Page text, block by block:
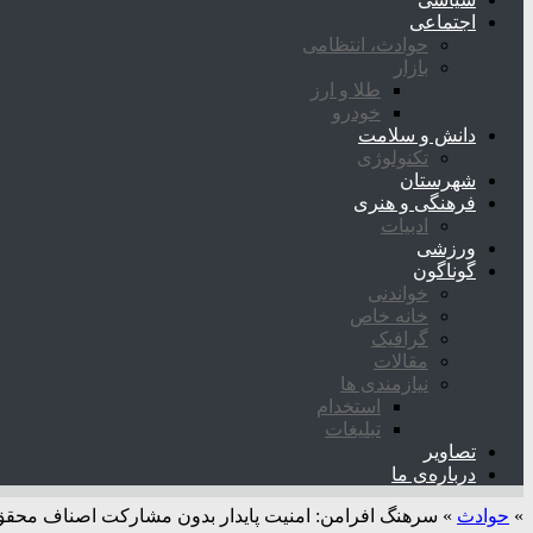
اجتماعی
حوادث، انتظامی
بازار
طلا و ارز
خودرو
دانش و سلامت
تکنولوژی
شهرستان
فرهنگی و هنری
ادبیات
ورزشی
گوناگون
خواندنی
خانه خاص
گرافیک
مقالات
نیازمندی ها
استخدام
تبلیغات
تصاویر
درباره‌ی ما
» حوادث » سرهنگ افرامن: امنیت پایدار بدون مشارکت اصناف